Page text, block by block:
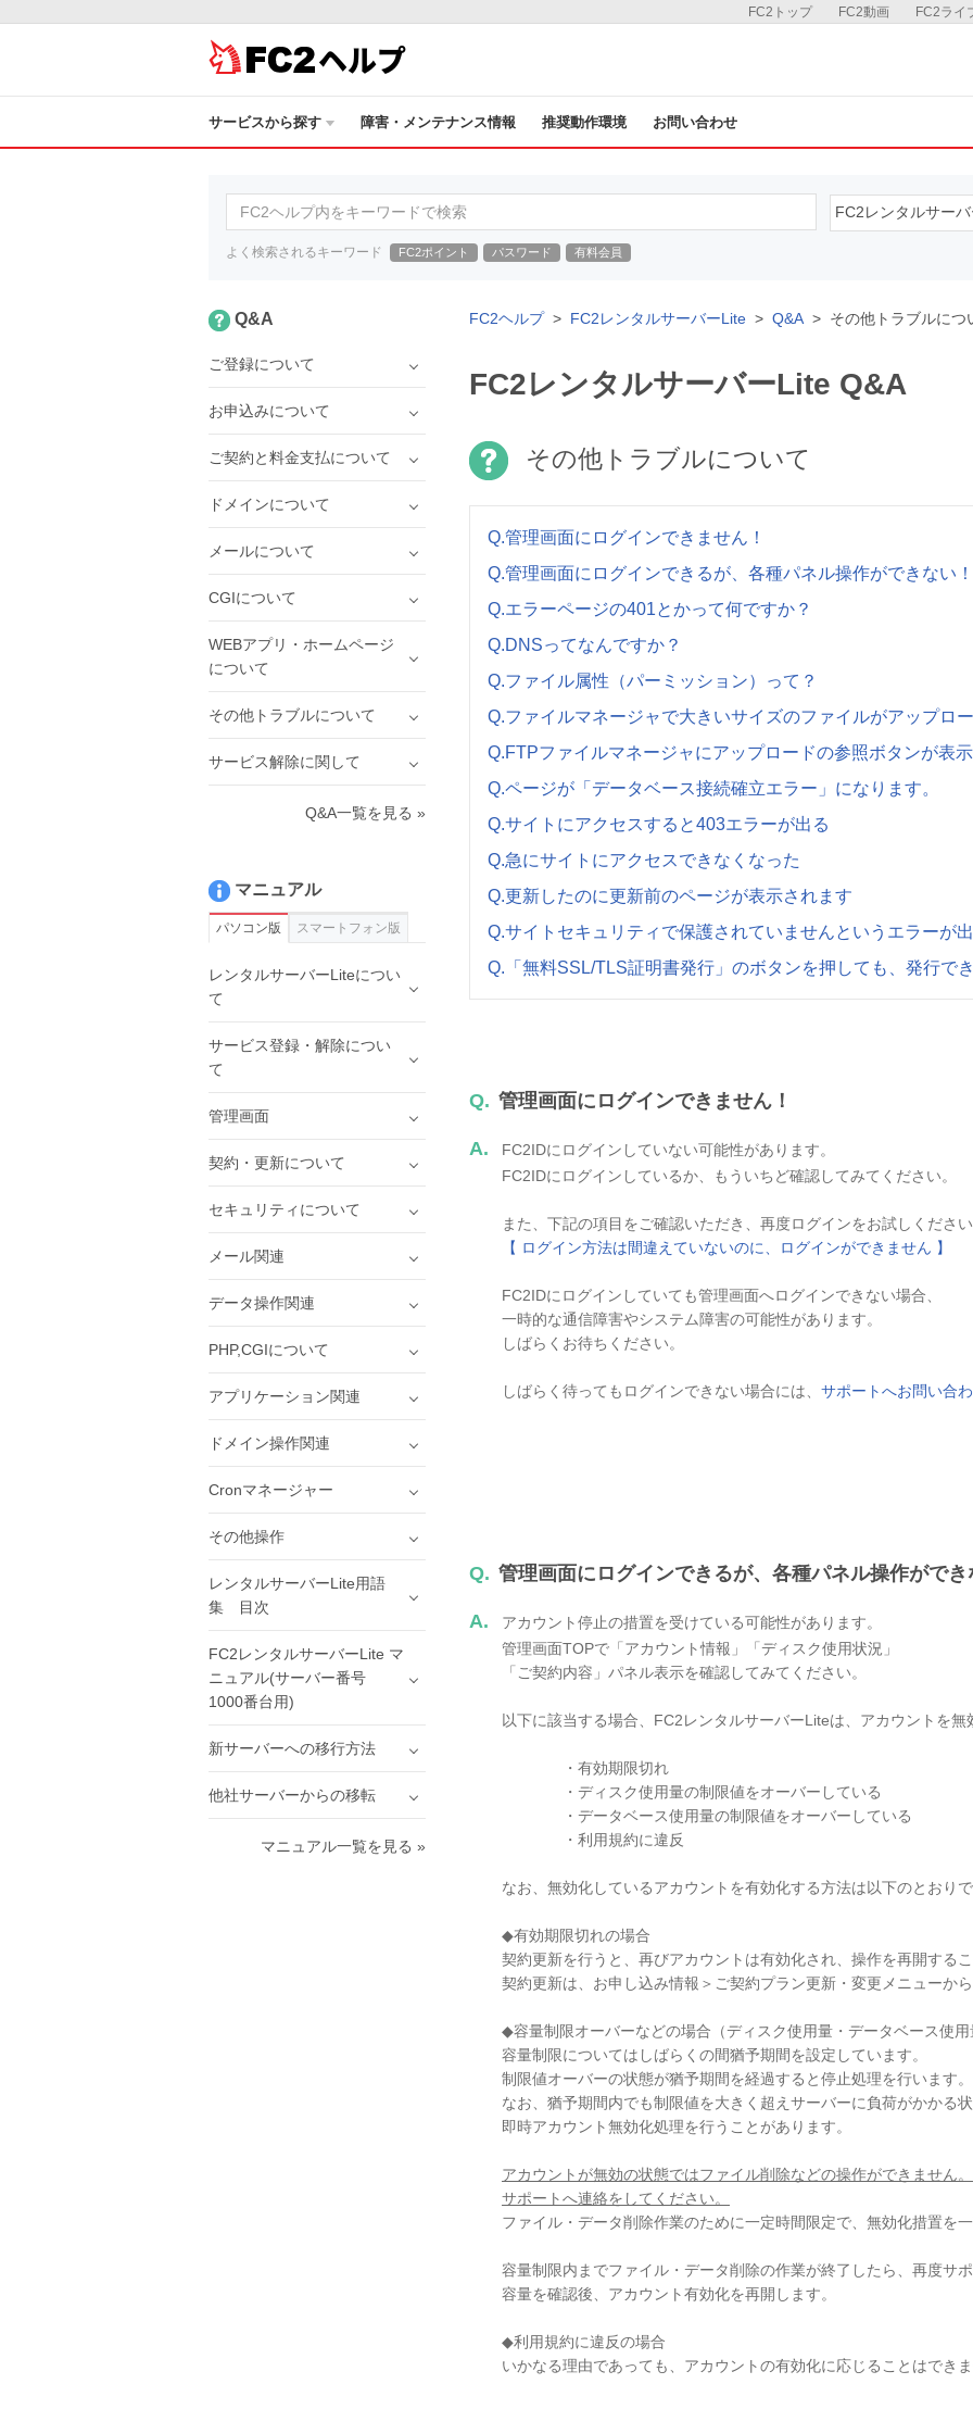
FC2ライ
FC2動画
FC2トップ
ヘルプ
サービスから探す 障害・メンテナンス情報 推奨動作環境 お問い合わせ
よく検索されるキーワード FC2ポイント パスワード 有料会員
FC2ヘルプ FC2レンタルサーバーLite Q&A その他トラブルにつ
FC2レンタルサーバーLite Q&A
その他トラブルについて
Q.管理画面にログインできません！
Q.管理画面にログインできるが、各種パネル操作ができない！
Q.エラーページの401とかって何ですか？
Q.DNSってなんですか？
Q.ファイル属性（パーミッション）って？
Q.ファイルマネージャで大きいサイズのファイルがアップロー
Q.FTPファイルマネージャにアップロードの参照ボタンが表
Q.ページが「データベース接続確立エラー」になります。
Q.サイトにアクセスすると403エラーが出る
Q.急にサイトにアクセスできなくなった
Q.更新したのに更新前のページが表示されます
Q.サイトセキュリティで保護されていませんというエラーが
Q.「無料SSL/TLS証明書発行」のボタンを押しても、発行で
Q. 管理画面にログインできません！
A.
FC2IDにログインしていない可能性があります。
FC2IDにログインしているか、もういちど確認してみてください。
また、下記の項目をご確認いただき、再度ログインをお試しください
【 ログイン方法は間違えていないのに、ログインができません 】
FC2IDにログインしていても管理画面へログインできない場合、
一時的な通信障害やシステム障害の可能性があります。
しばらくお待ちください。
しばらく待ってもログインできない場合には、 サポートへお問い合
Q. 管理画面にログインできるが、各種パネル操作ができ
A.
アカウント停止の措置を受けている可能性があります。
管理画面TOPで「アカウント情報」「ディスク使用状況」
「ご契約内容」パネル表示を確認してみてください。
以下に該当する場合、FC2レンタルサーバーLiteは、アカウントを無
・有効期限切れ
・ディスク使用量の制限値をオーバーしている
・データベース使用量の制限値をオーバーしている
・利用規約に違反
なお、無効化しているアカウントを有効化する方法は以下のとおりで
◆有効期限切れの場合
契約更新を行うと、再びアカウントは有効化され、操作を再開するこ
契約更新は、お申し込み情報＞ご契約プラン更新・変更メニューか
◆容量制限オーバーなどの場合（ディスク使用量・データベース使用
容量制限についてはしばらくの間猶予期間を設定しています。
制限値オーバーの状態が猶予期間を経過すると停止処理を行います。
なお、猶予期間内でも制限値を大きく超えサーバーに負荷がかかる状
即時アカウント無効化処理を行うことがあります。
アカウントが無効の状態ではファイル削除などの操作ができません。
サポートへ連絡をしてください。
ファイル・データ削除作業のために一定時間限定で、無効化措置を一
容量制限内までファイル・データ削除の作業が終了したら、再度サ
容量を確認後、アカウント有効化を再開します。
◆利用規約に違反の場合
いかなる理由であっても、アカウントの有効化に応じることはできま
Q&A
ご登録について
お申込みについて
ご契約と料金支払について
ドメインについて
メールについて
CGIについて
WEBアプリ・ホームページ
について
その他トラブルについて
サービス解除に関して
Q&A一覧を見る »
マニュアル
パソコン版 スマートフォン版
レンタルサーバーLiteについ
て
サービス登録・解除につい
て
管理画面
契約・更新について
セキュリティについて
メール関連
データ操作関連
PHP,CGIについて
アプリケーション関連
ドメイン操作関連
Cronマネージャー
その他操作
レンタルサーバーLite用語
集 目次
FC2レンタルサーバーLite マ
ニュアル(サーバー番号
1000番台用)
新サーバーへの移行方法
他社サーバーからの移転
マニュアル一覧を見る »